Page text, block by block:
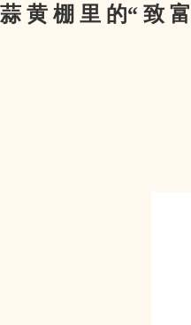
蒜 黄 棚 里 的“ 致